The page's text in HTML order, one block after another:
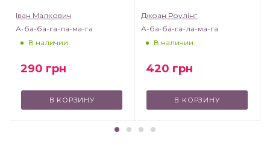
Іван Малкович
А-ба-ба-га-ла-ма-га
В наличии
290 грн
В КОРЗИНУ
Джоан Роулінг
А-ба-ба-га-ла-ма-га
В наличии
420 грн
В КОРЗИНУ